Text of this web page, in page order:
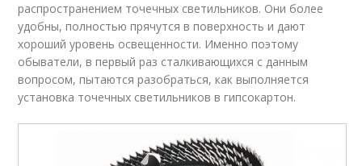
распространением точечных светильников. Они более
удобны, полностью прячутся в поверхность и дают
хороший уровень освещенности. Именно поэтому
обыватели, в первый раз сталкивающихся с данным
вопросом, пытаются разобраться, как выполняется
установка точечных светильников в гипсокартон.